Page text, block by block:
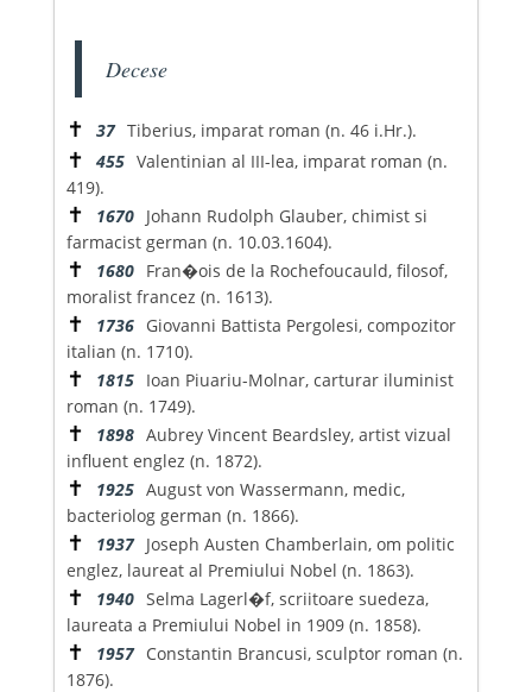
Decese
✝ 37 Tiberius, imparat roman (n. 46 i.Hr.).
✝ 455 Valentinian al III-lea, imparat roman (n.
419).
✝ 1670 Johann Rudolph Glauber, chimist si
farmacist german (n. 10.03.1604).
✝ 1680 Fran�ois de la Rochefoucauld, filosof,
moralist francez (n. 1613).
✝ 1736 Giovanni Battista Pergolesi, compozitor
italian (n. 1710).
✝ 1815 Ioan Piuariu-Molnar, carturar iluminist
roman (n. 1749).
✝ 1898 Aubrey Vincent Beardsley, artist vizual
influent englez (n. 1872).
✝ 1925 August von Wassermann, medic,
bacteriolog german (n. 1866).
✝ 1937 Joseph Austen Chamberlain, om politic
englez, laureat al Premiului Nobel (n. 1863).
✝ 1940 Selma Lagerl�f, scriitoare suedeza,
laureata a Premiului Nobel in 1909 (n. 1858).
✝ 1957 Constantin Brancusi, sculptor roman (n.
1876).